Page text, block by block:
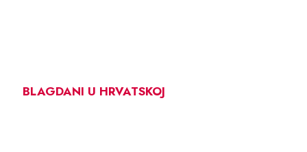
BLAGDANI U HRVATSKOJ